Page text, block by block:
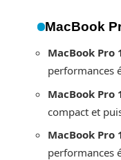
MacBook
MacBook Pro
performances
MacBook Pro
compact et
MacBook Pro
performances